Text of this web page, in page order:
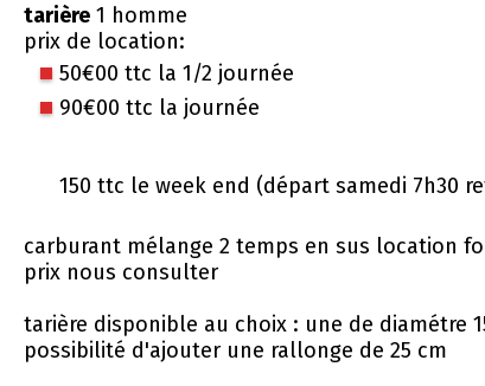
tarière 1 homme
prix de location:
50€00 ttc la 1/2 journée
90€00 ttc la journée
150 ttc le week end (départ samedi 7h30
carburant mélange 2 temps en sus location
prix nous consulter
tarière disponible au choix : une de diamétre
possibilité d'ajouter une rallonge de 25 cm